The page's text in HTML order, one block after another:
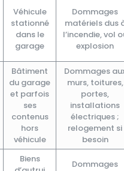
Véhicule
stationné
dans le
garage
Dommages
matériels dus
l’incendie, vol
explosion
Bâtiment
du garage
et parfois
ses
contenus
hors
véhicule
Dommages
murs, toitures,
portes,
installations
électriques ;
relogement si
besoin
Biens
Dommages